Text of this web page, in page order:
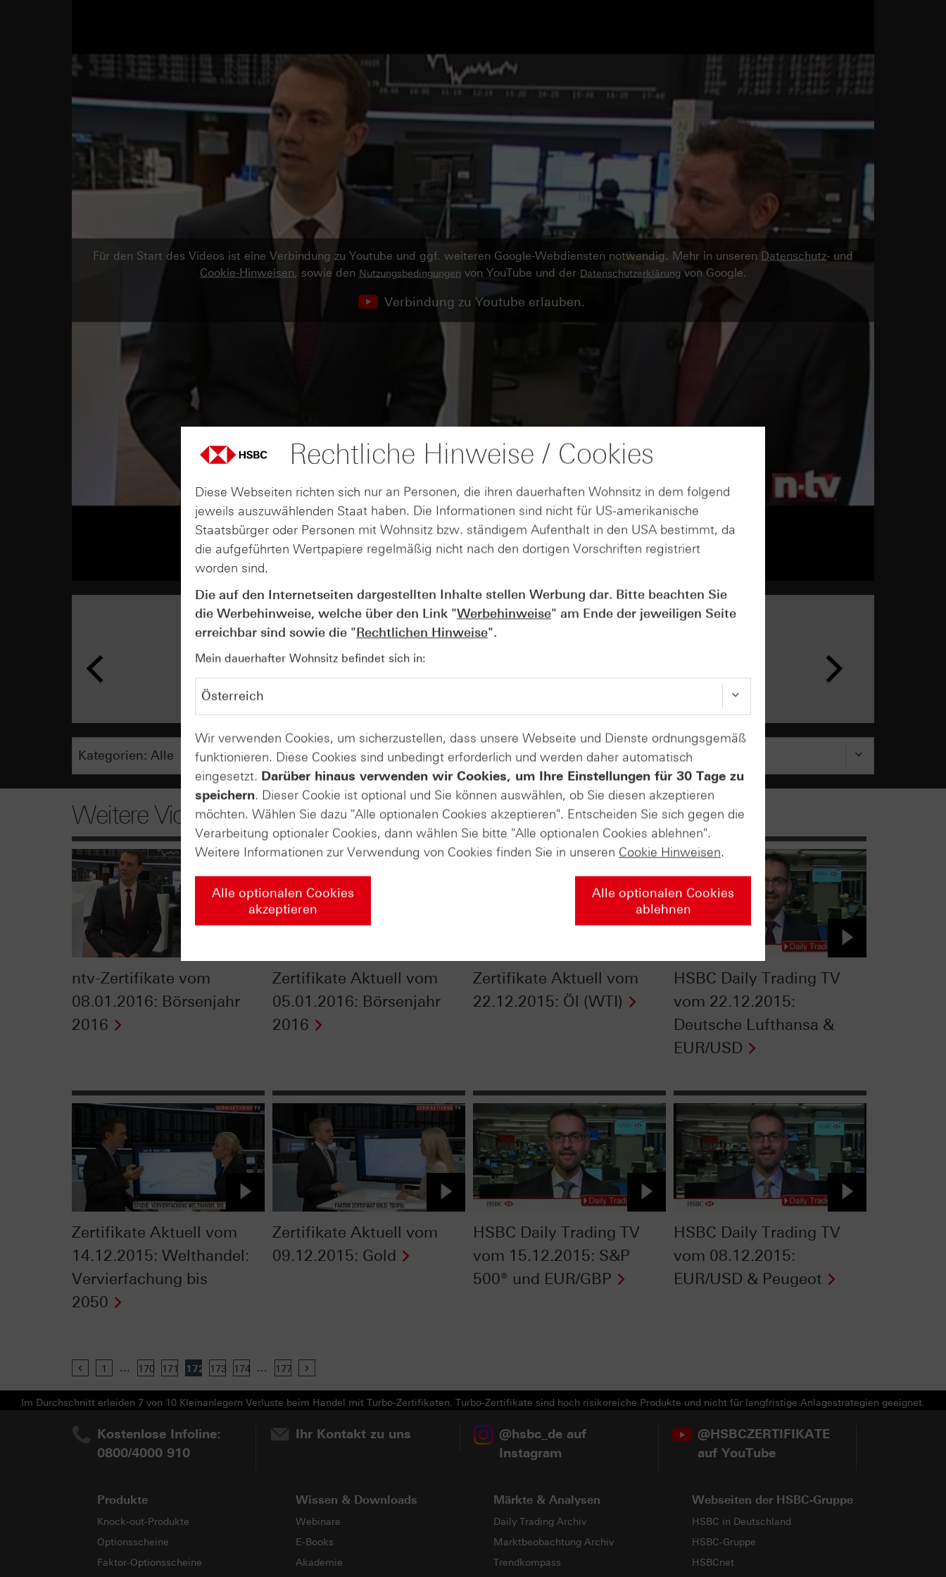
Für den Start des Videos ist eine Verbindung zu Youtube und ggf. weiteren Google-Webdiensten notwendig. Mehr in unseren Datenschutz- und
Cookie-Hinweisen, sowie den Nutzungsbedingungen von YouTube und der Datenschutzerklärung von Google.
Verbindung zu Youtube erlauben.
AUGUST
07
Rekordlaune? - ntv Zertifikate
Weitere Videos
ntv-Zertifikate vom
08.01.2016: Börsenjahr
2016
Zertifikate Aktuell vom
05.01.2016: Börsenjahr
2016
Zertifikate Aktuell vom
22.12.2015: Öl (WTI)
HSBC Daily Trading TV
vom 22.12.2015:
Deutsche Lufthansa &
EUR/USD
Zertifikate Aktuell vom
14.12.2015: Welthandel:
Vervierfachung bis
2050
Zertifikate Aktuell vom
09.12.2015: Gold
HSBC Daily Trading TV
vom 15.12.2015: S&P
500® und EUR/GBP
HSBC Daily Trading TV
vom 08.12.2015:
EUR/USD & Peugeot
Previous
1 ... 170 171 172 173 174 ... 177
Im Durchschnitt erleiden 7 von 10 Kleinanlegern Verluste beim Handel mit Turbo-Zertifikaten. Turbo-Zertifikate sind hoch risikoreiche Produkte und nicht für langfristige Anlagestrategien geeignet.
Kostenlose Infoline:
0800/4000 910
Ihr Kontakt zu uns
@hsbc_de auf
Instagram
@HSBCZERTIFIKATE
auf YouTube
Produkte
Knock-out-Produkte
Optionsscheine
Faktor-Optionsscheine
Wissen & Downloads
Webinare
E-Books
Akademie
Märkte & Analysen
Daily Trading Archiv
Marktbeobachtung Archiv
Trendkompass
Webseiten der HSBC-Gruppe
HSBC in Deutschland
HSBC-Gruppe
HSBCnet
Rechtliche Hinweise / Cookies
Diese Webseiten richten sich nur an Personen, die ihren dauerhaften Wohnsitz in dem folgend
jeweils auszuwählenden Staat haben. Die Informationen sind nicht für US-amerikanische
Staatsbürger oder Personen mit Wohnsitz bzw. ständigem Aufenthalt in den USA bestimmt, da
die aufgeführten Wertpapiere regelmäßig nicht nach den dortigen Vorschriften registriert
worden sind.
Die auf den Internetseiten dargestellten Inhalte stellen Werbung dar. Bitte beachten Sie
die Werbehinweise, welche über den Link "Werbehinweise" am Ende der jeweiligen Seite
erreichbar sind sowie die "Rechtlichen Hinweise".
Mein dauerhafter Wohnsitz befindet sich in:
Wir verwenden Cookies, um sicherzustellen, dass unsere Webseite und Dienste ordnungsgemäß
funktionieren. Diese Cookies sind unbedingt erforderlich und werden daher automatisch
eingesetzt. Darüber hinaus verwenden wir Cookies, um Ihre Einstellungen für 30 Tage zu
speichern. Dieser Cookie ist optional und Sie können auswählen, ob Sie diesen akzeptieren
möchten. Wählen Sie dazu "Alle optionalen Cookies akzeptieren". Entscheiden Sie sich gegen die
Verarbeitung optionaler Cookies, dann wählen Sie bitte "Alle optionalen Cookies ablehnen".
Weitere Informationen zur Verwendung von Cookies finden Sie in unseren Cookie Hinweisen.
Alle optionalen Cookies
akzeptieren
Alle optionalen Cookies
ablehnen